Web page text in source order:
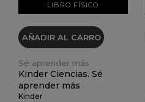
LIBRO FÍSICO
AÑADIR AL CARRO
Sé aprender más
Kinder Ciencias. Sé
aprender más
Kinder